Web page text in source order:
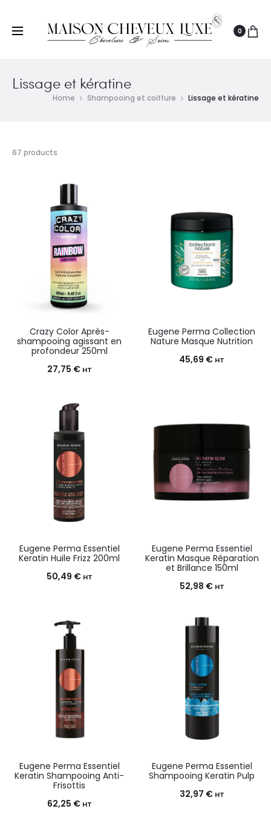
0
Lissage et kératine
Home Shampooing et coiffure Lissage et kératine
67 products
Crazy Color Après-
shampooing agissant en
profondeur 250ml
27,75 € HT
Eugene Perma Collection
Nature Masque Nutrition
45,69 € HT
Eugene Perma Essentiel
Keratin Huile Frizz 200ml
50,49 € HT
Eugene Perma Essentiel
Keratin Masque Réparation
et Brillance 150ml
52,98 € HT
Eugene Perma Essentiel
Keratin Shampooing Anti-
Frisottis
62,25 € HT
Eugene Perma Essentiel
Shampooing Keratin Pulp
32,97 € HT